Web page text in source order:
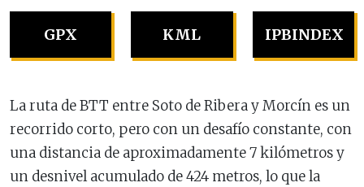
GPX KML IPBINDEX
La ruta de BTT entre Soto de Ribera y Morcín es un
recorrido corto, pero con un desafío constante, con
una distancia de aproximadamente 7 kilómetros y
un desnivel acumulado de 424 metros, lo que la